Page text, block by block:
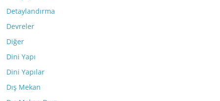
Detaylandırma
Devreler
Diğer
Dini Yapı
Dini Yapılar
Dış Mekan